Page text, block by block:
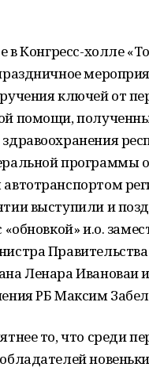
в Конгресс-холле
ключей от
помощи,
программы
выступили и
«обновкой» и.о.
Правительства
Ленара Ивановаи
РБ Максим
то, что среди